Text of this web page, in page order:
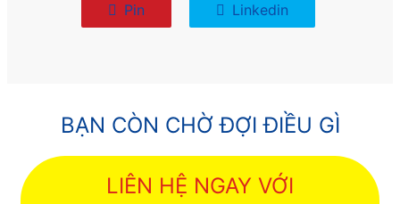
Pin Linkedin
BẠN CÒN CHỜ ĐỢI ĐIỀU GÌ
LIÊN HỆ NGAY VỚI